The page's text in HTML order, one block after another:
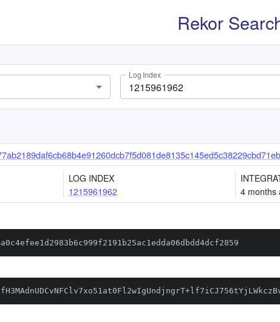
Rekor
Log Index
LOG INDEX
1215961962
4 months